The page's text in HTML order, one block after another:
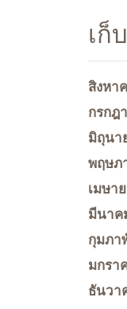
เก็
สิงหา
กรกฎ
มิถุนา
พฤษภ
เมษา
มีนาค
กุมภา
มกรา
ธันวา